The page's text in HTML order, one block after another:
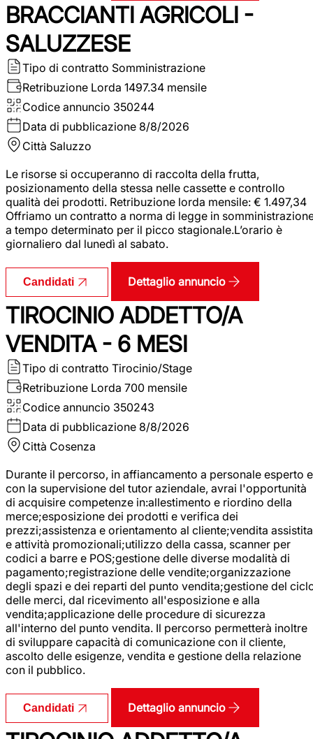
BRACCIANTI AGRICOLI -
SALUZZESE
Tipo di contratto Somministrazione
Retribuzione Lorda 1497.34 mensile
Codice annuncio 350244
Data di pubblicazione 8/8/2026
Città Saluzzo
Le risorse si occuperanno di raccolta della frutta,
posizionamento della stessa nelle cassette e controllo
qualità dei prodotti. Retribuzione lorda mensile: € 1.497,34
Offriamo un contratto a norma di legge in
a tempo determinato per il picco stagionale.L’orario è
giornaliero dal lunedì al sabato.
Candidati Dettaglio annuncio
TIROCINIO ADDETTO/A
VENDITA - 6 MESI
Tipo di contratto Tirocinio/Stage
Retribuzione Lorda 700 mensile
Codice annuncio 350243
Data di pubblicazione 8/8/2026
Città Cosenza
Durante il percorso, in affiancamento a personale esperto e
con la supervisione del tutor aziendale, avrai l'opportunità
di acquisire competenze in:allestimento e riordino della
merce;esposizione dei prodotti e verifica dei
prezzi;assistenza e orientamento al cliente;vendita assistita
e attività promozionali;utilizzo della cassa, scanner per
codici a barre e POS;gestione delle diverse modalità di
pagamento;registrazione delle vendite;organizzazione
degli spazi e dei reparti del punto vendita;gestione del
delle merci, dal ricevimento all'esposizione e alla
vendita;applicazione delle procedure di sicurezza
all'interno del punto vendita. Il percorso permetterà inoltre
di sviluppare capacità di comunicazione con il cliente,
ascolto delle esigenze, vendita e gestione della relazione
con il pubblico.
Candidati Dettaglio annuncio